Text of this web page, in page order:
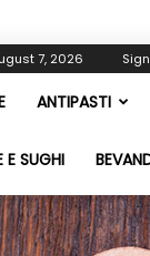
7, 2026
ANTIPASTI
E SUGHI